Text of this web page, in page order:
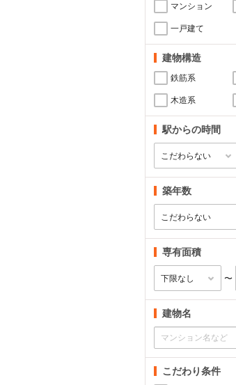
マンション
一戸建て
建物構造
鉄筋系
木造系
駅からの時間
築年数
専有面積
〜
建物名
こだわり条件